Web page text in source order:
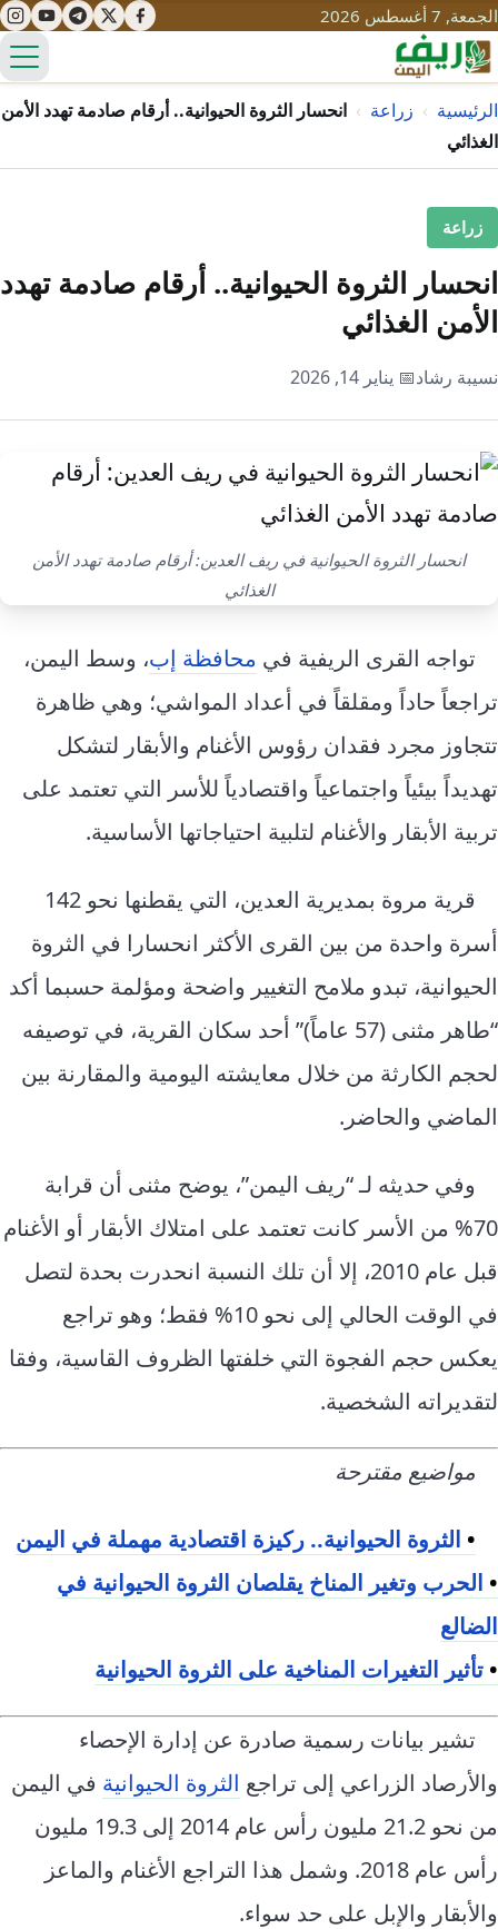
الجمعة, 7 أغسطس 2026
صحة
مياه
طرُق
تنمية
قصص نجاح
مبادرات
سياحة
تراث
ثقافة
إرشاد زراعي
قضايا
معيشة
قصة
انفوجرافيك
قصص رقمية
تقارير صور
فيديو
الرئيسية › زراعة › انحسار الثروة الحيوانية.. أرقام صادمة تهدد الأمن
الغذائي
زراعة
انحسار الثروة الحيوانية.. أرقام صادمة تهدد
الأمن الغذائي
نسيبة رشاد📅 يناير 14, 2026
انحسار الثروة الحيوانية في ريف العدين: أرقام صادمة تهدد الأمن
الغذائي
تواجه القرى الريفية في محافظة إب، وسط اليمن،
تراجعاً حاداً ومقلقاً في أعداد المواشي؛ وهي ظاهرة
تتجاوز مجرد فقدان رؤوس الأغنام والأبقار لتشكل
تهديداً بيئياً واجتماعياً واقتصادياً للأسر التي تعتمد على
تربية الأبقار والأغنام لتلبية احتياجاتها الأساسية.
قرية مروة بمديرية العدين، التي يقطنها نحو 142
أسرة واحدة من بين القرى الأكثر انحسارا في الثروة
الحيوانية، تبدو ملامح التغيير واضحة ومؤلمة حسبما أكد
“طاهر مثنى (57 عاماً)” أحد سكان القرية، في توصيفه
لحجم الكارثة من خلال معايشته اليومية والمقارنة بين
الماضي والحاضر.
وفي حديثه لـ “ريف اليمن”، يوضح مثنى أن قرابة
70% من الأسر كانت تعتمد على امتلاك الأبقار أو الأغنام
قبل عام 2010، إلا أن تلك النسبة انحدرت بحدة لتصل
في الوقت الحالي إلى نحو 10% فقط؛ وهو تراجع
يعكس حجم الفجوة التي خلفتها الظروف القاسية، وفقا
لتقديراته الشخصية.
مواضيع مقترحة
• الثروة الحيوانية.. ركيزة اقتصادية مهملة في اليمن
• الحرب وتغير المناخ يقلصان الثروة الحيوانية في
الضالع
• تأثير التغيرات المناخية على الثروة الحيوانية
تشير بيانات رسمية صادرة عن إدارة الإحصاء
والأرصاد الزراعي إلى تراجع الثروة الحيوانية في اليمن
من نحو 21.2 مليون رأس عام 2014 إلى 19.3 مليون
رأس عام 2018. وشمل هذا التراجع الأغنام والماعز
والأبقار والإبل على حد سواء.